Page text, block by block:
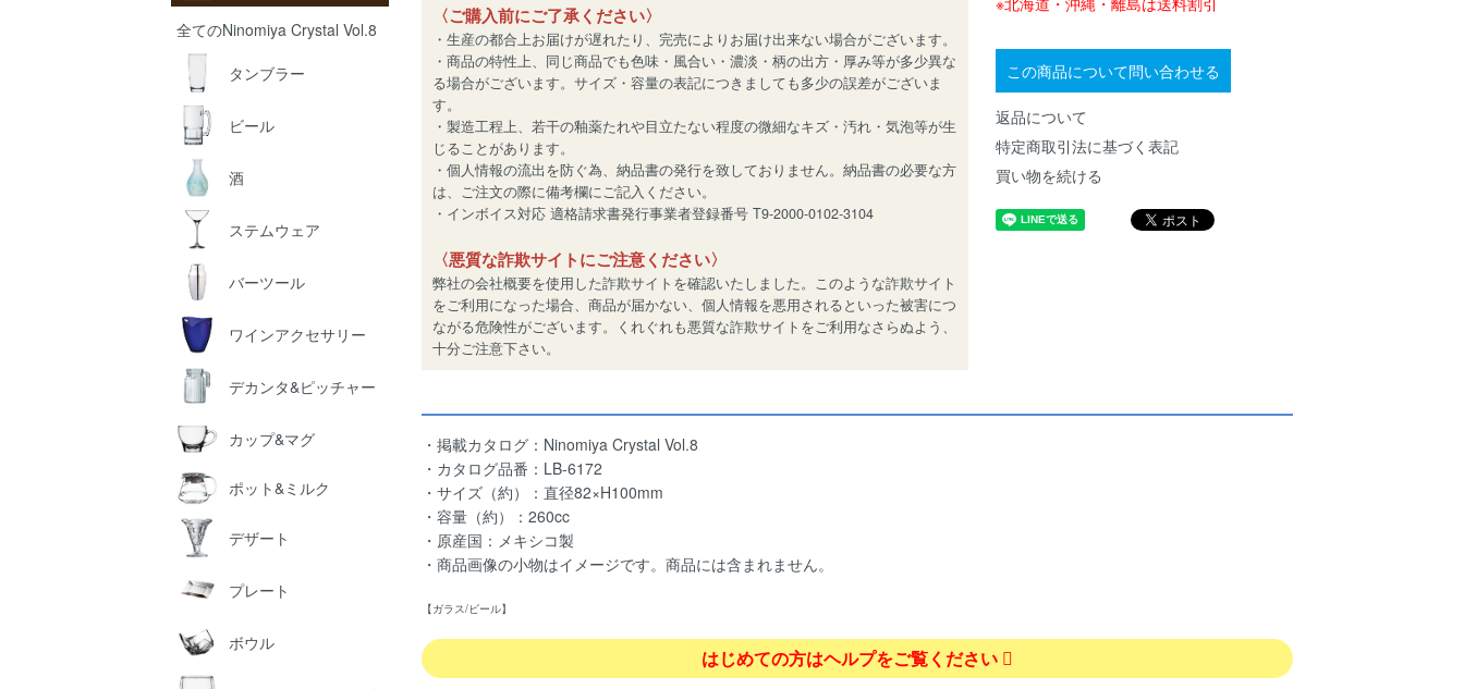
全てのNinomiya Crystal Vol.8
タンブラー
ビール
酒
ステムウェア
バーツール
ワインアクセサリー
デカンタ&ピッチャー
カップ&マグ
ポット&ミルク
デザート
プレート
ボウル
〈ご購入前にご了承ください〉
・生産の都合上お届けが遅れたり、完売によりお届け出来ない場合がございます。
・商品の特性上、同じ商品でも色味・風合い・濃淡・柄の出方・厚み等が多少異な
る場合がございます。サイズ・容量の表記につきましても多少の誤差がございま
す。
・製造工程上、若干の釉薬たれや目立たない程度の微細なキズ・汚れ・気泡等が生
じることがあります。
・個人情報の流出を防ぐ為、納品書の発行を致しておりません。納品書の必要な方
は、ご注文の際に備考欄にご記入ください。
・インボイス対応 適格請求書発行事業者登録番号 T9-2000-0102-3104
〈悪質な詐欺サイトにご注意ください〉
弊社の会社概要を使用した詐欺サイトを確認いたしました。このような詐欺サイト
をご利用になった場合、商品が届かない、個人情報を悪用されるといった被害につ
ながる危険性がございます。くれぐれも悪質な詐欺サイトをご利用なさらぬよう、
十分ご注意下さい。
この商品について問い合わせる
返品について
特定商取引法に基づく表記
買い物を続ける
・掲載カタログ：Ninomiya Crystal Vol.8
・カタログ品番：LB-6172
・サイズ（約）：直径82×H100mm
・容量（約）：260cc
・原産国：メキシコ製
・商品画像の小物はイメージです。商品には含まれません。
【ガラス/ビール】
はじめての方はヘルプをご覧ください